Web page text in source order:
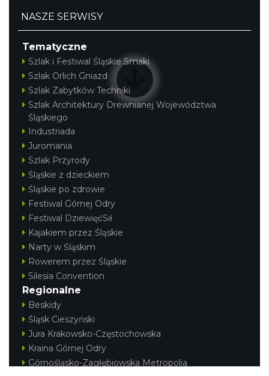
NASZE SERWISY
Tematyczne
Szlak i Festiwal Śląskie Smaki
Szlak Orlich Gniazd
Szlak Zabytków Techniki
Szlak Architektury Drewnianej Województwa
Śląskiego
Industriada
Juromania
Szlak Przyrody
Śląskie z dzieckiem
Śląskie po zdrowie
Festiwal Górnej Odry
Festiwal DziewięćSił
Kajakiem przez Śląskie
Narty w Śląskim
Rowerem przez Śląskie
Silesia Convention
Regionalne
Beskidy
Śląsk Cieszyński
Jura Krakowsko-Częstochowska
Kraina Górnej Odry
Górnośląsko-Zagłębiowska Metropolia